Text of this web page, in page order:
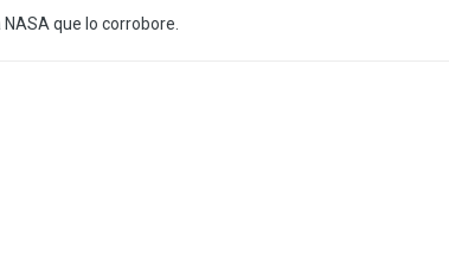
que lo corrobore.